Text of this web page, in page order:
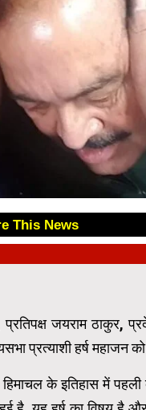
This News
जयराम ठाकुर,
प्रत्याशी हर्ष महाजन
के इतिहास में